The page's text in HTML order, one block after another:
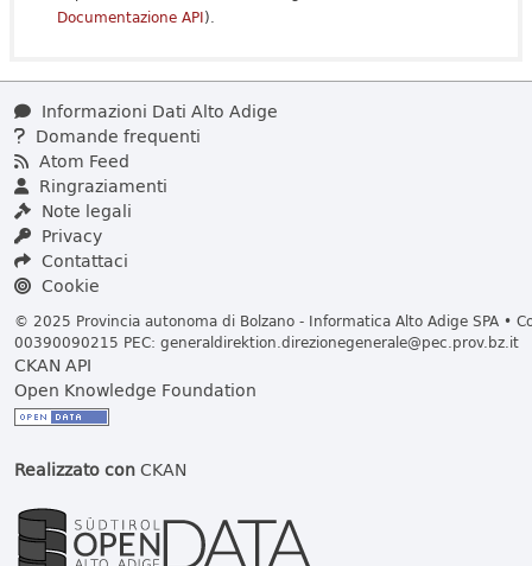
Documentazione API).
Informazioni Dati Alto Adige
Domande frequenti
Atom Feed
Ringraziamenti
Note legali
Privacy
Contattaci
Cookie
© 2025 Provincia autonoma di Bolzano - Informatica Alto Adige SPA •
00390090215 PEC: generaldirektion.direzionegenerale@pec.prov.bz.it
CKAN API
Open Knowledge Foundation
Realizzato conCKAN